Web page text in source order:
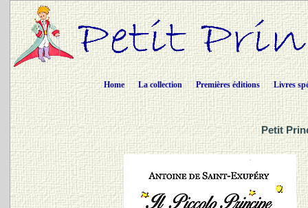
Home La collection Premières éditions Livres
Petit